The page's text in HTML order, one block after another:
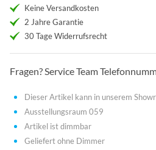
Keine Versandkosten
2 Jahre Garantie
30 Tage Widerrufsrecht
Fragen? Service Team
Dieser Artikel kann in unserem
Ausstellungsraum 059
Artikel ist dimmbar
Geliefert ohne Dimmer